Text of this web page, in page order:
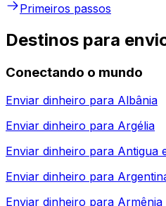
Primeiros passos
Destinos para
Conectando o mundo
Enviar dinheiro para Albânia
Enviar dinheiro para Argélia
Enviar dinheiro para Antigua
Enviar dinheiro para
Enviar dinheiro para Armênia